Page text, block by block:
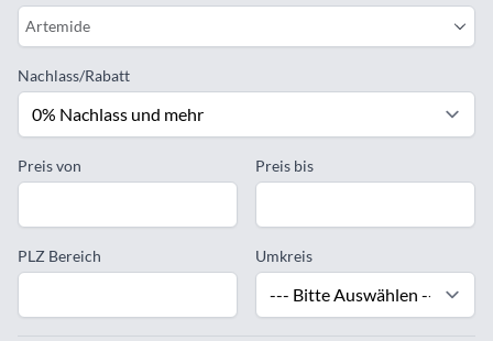
Artemide
Nachlass/Rabatt
Preis von Preis bis
PLZ Bereich Umkreis